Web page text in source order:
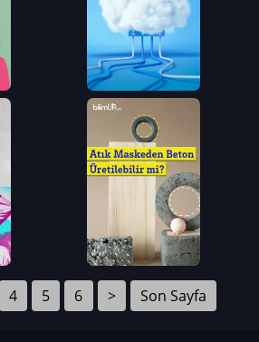
4 5 6 > Son Sayfa